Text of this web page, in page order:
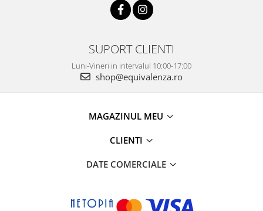
SUPORT CLIENTI
Luni-Vineri in intervalul 10:00-17:00
shop@equivalenza.ro
MAGAZINUL MEU
CLIENTI
DATE COMERCIALE